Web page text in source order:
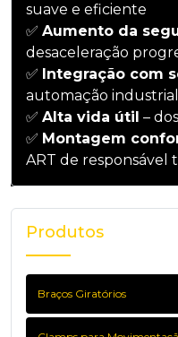
suave e eficiente
✅ Aumento da
desaceleração
✅ Integração com
automação industrial
✅ Alta vida útil –
✅ Montagem
ART de responsável
Produtos
Braços Giratórios